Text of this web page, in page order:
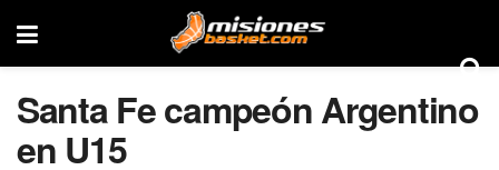
Santa Fe campeón Argentino
en U15